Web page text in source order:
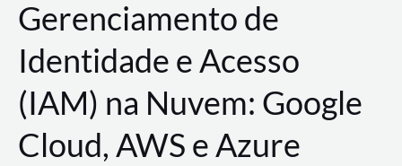
Gerenciamento de
Identidade e Acesso
(IAM) na Nuvem: Google
Cloud, AWS e Azure